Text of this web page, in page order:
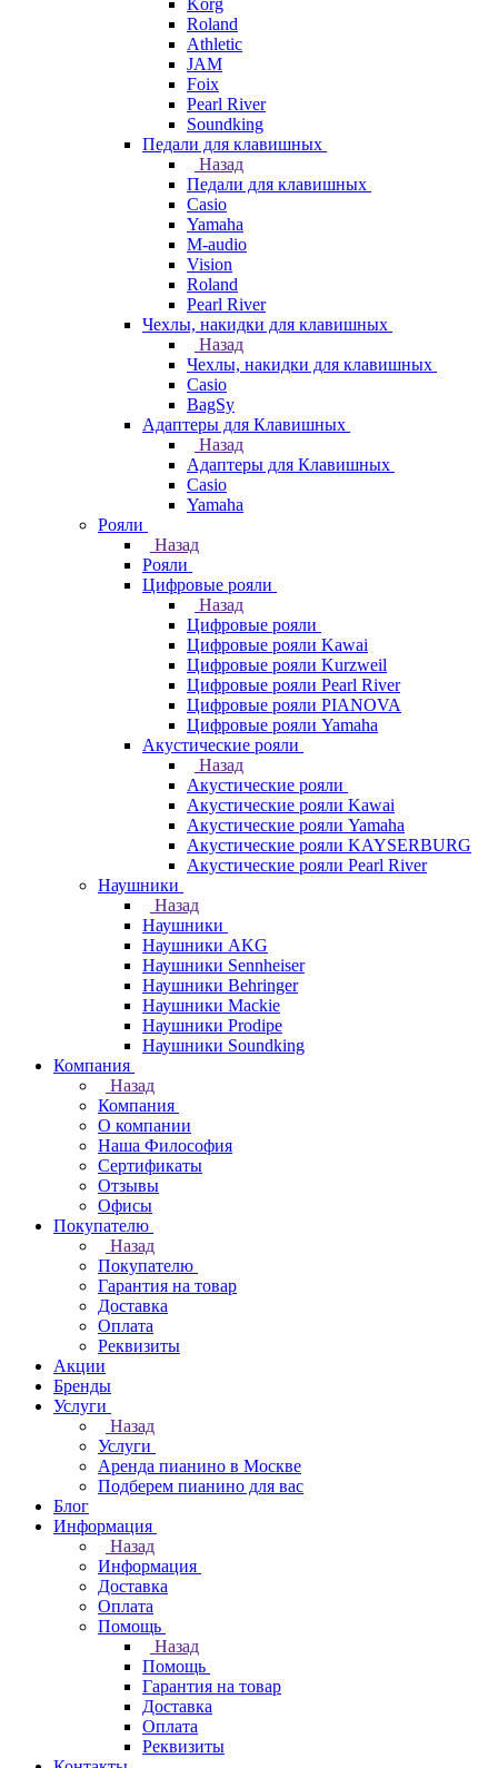
Korg
Roland
Athletic
JAM
Foix
Pearl River
Soundking
Педали для клавишных
Назад
Педали для клавишных
Casio
Yamaha
M-audio
Vision
Roland
Pearl River
Чехлы, накидки для клавишных
Назад
Чехлы, накидки для клавишных
Casio
BagSy
Адаптеры для Клавишных
Назад
Адаптеры для Клавишных
Casio
Yamaha
Рояли
Назад
Рояли
Цифровые рояли
Назад
Цифровые рояли
Цифровые рояли Kawai
Цифровые рояли Kurzweil
Цифровые рояли Pearl River
Цифровые рояли PIANOVA
Цифровые рояли Yamaha
Акустические рояли
Назад
Акустические рояли
Акустические рояли Kawai
Акустические рояли Yamaha
Акустические рояли KAYSERBURG
Акустические рояли Pearl River
Наушники
Назад
Наушники
Наушники AKG
Наушники Sennheiser
Наушники Behringer
Наушники Mackie
Наушники Prodipe
Наушники Soundking
Компания
Назад
Компания
О компании
Наша Философия
Сертификаты
Отзывы
Офисы
Покупателю
Назад
Покупателю
Гарантия на товар
Доставка
Оплата
Реквизиты
Акции
Бренды
Услуги
Назад
Услуги
Аренда пианино в Москве
Подберем пианино для вас
Блог
Информация
Назад
Информация
Доставка
Оплата
Помощь
Назад
Помощь
Гарантия на товар
Доставка
Оплата
Реквизиты